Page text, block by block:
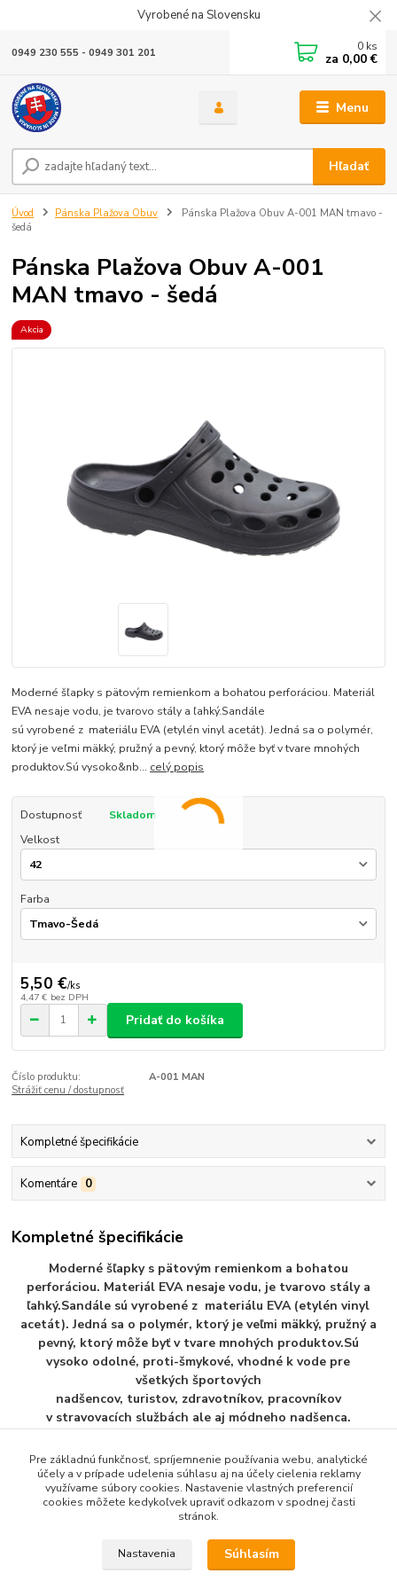
Vyrobené na Slovensku
Menu
Hľadať
0949 230 555 - 0949 301 201 0 ks
za 0,00 €
Úvod Pánska Plažova Obuv
Pánska Plažova Obuv A-001 MAN tmavo -
šedá
Pánska Plažova Obuv A-001
MAN tmavo - šedá
Akcia
Moderné šľapky s pätovým remienkom a bohatou perforáciou. Materiál
EVA nesaje vodu, je tvarovo stály a ľahký.Sandále
sú vyrobené z materiálu EVA (etylén vinyl acetát). Jedná sa o polymér,
ktorý je veľmi mäkký, pružný a pevný, ktorý môže byť v tvare mnohých
produktov.Sú vysoko&nb... celý popis
Dostupnosť
Skladom
Velkost
Farba
5,50 €/ks
4,47 € bez DPH
Pridať do košíka
Číslo produktu:
A-001 MAN
Strážiť cenu / dostupnosť
Kompletné špecifikácie
Komentáre 0
Kompletné špecifikácie
Moderné šľapky s pätovým remienkom a bohatou
perforáciou. Materiál EVA nesaje vodu, je tvarovo stály a
ľahký.Sandále sú vyrobené z materiálu EVA (etylén vinyl
acetát). Jedná sa o polymér, ktorý je veľmi mäkký, pružný a
pevný, ktorý môže byť v tvare mnohých produktov.Sú
vysoko odolné, proti-šmykové, vhodné k vode pre
všetkých športových
nadšencov, turistov, zdravotníkov, pracovníkov
v stravovacích službách ale aj módneho nadšenca.
Tovar zaradený v kategóriách
Pre základnú funkčnosť, spríjemnenie používania webu, analytické
účely a v prípade udelenia súhlasu aj na účely cielenia reklamy
využívame súbory cookies. Nastavenie vlastných preferencií
cookies môžete kedykoľvek upraviť odkazom v spodnej časti
stránok.
Nastavenia Súhlasím